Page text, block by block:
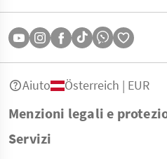
Menzioni legali e
Servizi
Aiuto Österreich | EUR